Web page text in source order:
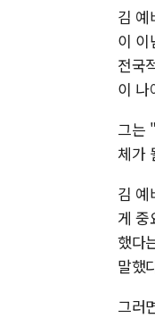
김
이 이
전국
이
그는
체가
김 예
게 중
했다
말했
그러